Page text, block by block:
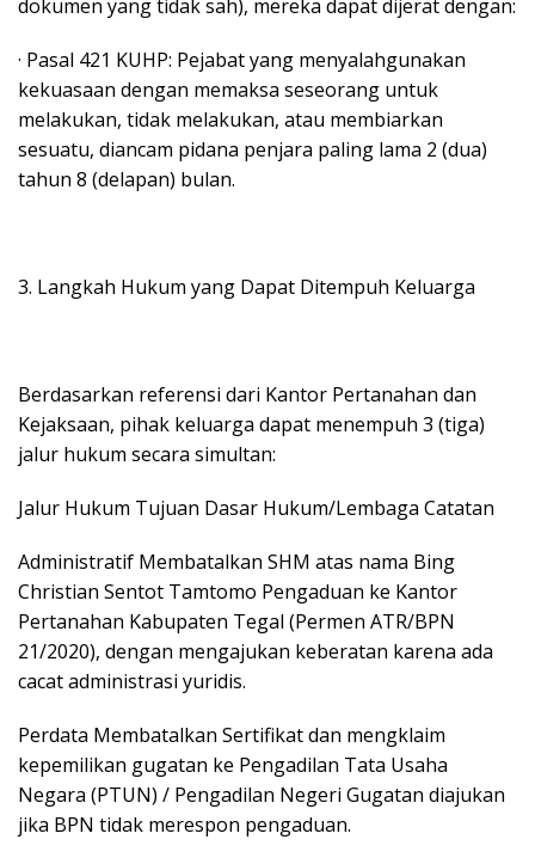
dokumen yang tidak sah), mereka dapat dijerat dengan:
· Pasal 421 KUHP: Pejabat yang menyalahgunakan
kekuasaan dengan memaksa seseorang untuk
melakukan, tidak melakukan, atau membiarkan
sesuatu, diancam pidana penjara paling lama 2 (dua)
tahun 8 (delapan) bulan.
3. Langkah Hukum yang Dapat Ditempuh Keluarga
Berdasarkan referensi dari Kantor Pertanahan dan
Kejaksaan, pihak keluarga dapat menempuh 3 (tiga)
jalur hukum secara simultan:
Jalur Hukum Tujuan Dasar Hukum/Lembaga Catatan
Administratif Membatalkan SHM atas nama Bing
Christian Sentot Tamtomo Pengaduan ke Kantor
Pertanahan Kabupaten Tegal (Permen ATR/BPN
21/2020), dengan mengajukan keberatan karena ada
cacat administrasi yuridis.
Perdata Membatalkan Sertifikat dan mengklaim
kepemilikan gugatan ke Pengadilan Tata Usaha
Negara (PTUN) / Pengadilan Negeri Gugatan diajukan
jika BPN tidak merespon pengaduan.